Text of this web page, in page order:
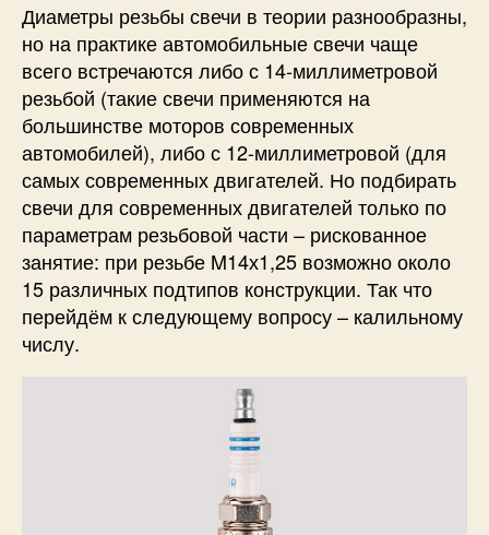
Диаметры резьбы свечи в теории разнообразны,
но на практике автомобильные свечи чаще
всего встречаются либо с 14-миллиметровой
резьбой (такие свечи применяются на
большинстве моторов современных
автомобилей), либо с 12-миллиметровой (для
самых современных двигателей. Но подбирать
свечи для современных двигателей только по
параметрам резьбовой части – рискованное
занятие: при резьбе M14х1,25 возможно около
15 различных подтипов конструкции. Так что
перейдём к следующему вопросу – калильному
числу.